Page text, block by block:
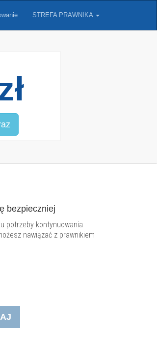
STREFA PRAWNIKA
bezpieczniej
potrzeby kontynuowania
nawiązać z prawnikiem